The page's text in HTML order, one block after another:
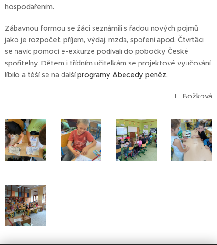
hospodařením.
Zábavnou formou se žáci seznámili s řadou nových pojmů
jako je rozpočet, příjem, výdaj, mzda, spoření apod. Čtvrťáci
se navíc pomocí e-exkurze podívali do pobočky České
spořitelny. Dětem i třídním učitelkám se projektové vyučování
líbilo a těší se na dalšíprogramy Abecedy peněz.
L. Božková